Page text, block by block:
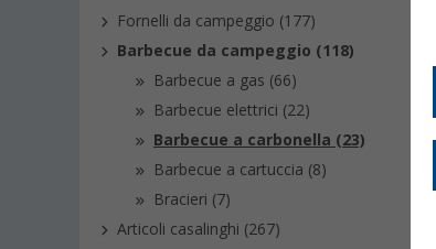
Fornelli da campeggio (177)
Barbecue da campeggio (118)
Barbecue a gas (66)
Barbecue elettrici (22)
Barbecue a carbonella (23)
Barbecue a cartuccia (8)
Bracieri (7)
Articoli casalinghi (267)